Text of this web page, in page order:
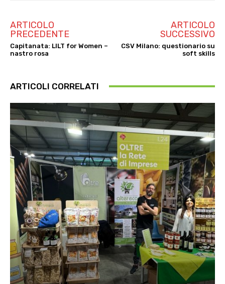
ARTICOLO
PRECEDENTE
Capitanata: LILT for Women –
nastro rosa
ARTICOLO
SUCCESSIVO
CSV Milano: questionario su
soft skills
ARTICOLI CORRELATI